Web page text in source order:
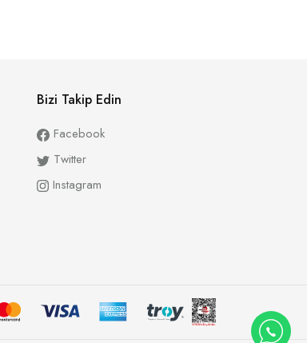
Bizi Takip Edin
Facebook
Twitter
Instagram